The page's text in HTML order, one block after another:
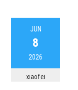
JUN
8
2026
xiaofei